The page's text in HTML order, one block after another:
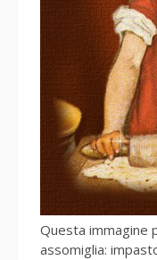
Questa immagine
assomiglia: